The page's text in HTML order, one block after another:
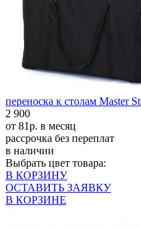
переноска к столам Master
2 900
от 81р. в месяц
рассрочка без переплат
в наличии
Выбрать цвет товара:
В КОРЗИНУ
ОСТАВИТЬ ЗАЯВКУ
В КОРЗИНЕ